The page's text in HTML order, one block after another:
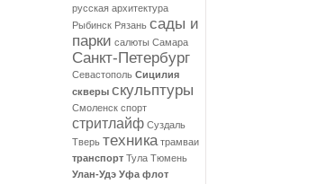
русская архитектура
Рыбинск Рязань сады и
парки салюты Самара
Санкт-Петербург
Севастополь Сицилия
скверы скульптуры
Смоленск спорт
стритлайф Суздаль
Тверь техника трамваи
транспорт Тула Тюмень
Улан-Удэ Уфа флот